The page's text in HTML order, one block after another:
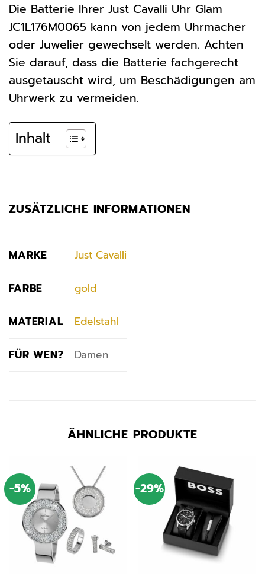
Die Batterie Ihrer Just Cavalli Uhr Glam
JC1L176M0065 kann von jedem Uhrmacher
oder Juwelier gewechselt werden. Achten
Sie darauf, dass die Batterie fachgerecht
ausgetauscht wird, um Beschädigungen am
Uhrwerk zu vermeiden.
Inhalt
ZUSÄTZLICHE INFORMATIONEN
MARKE Just Cavalli
FARBE gold
MATERIAL Edelstahl
FÜR WEN? Damen
ÄHNLICHE PRODUKTE
-5% -29%